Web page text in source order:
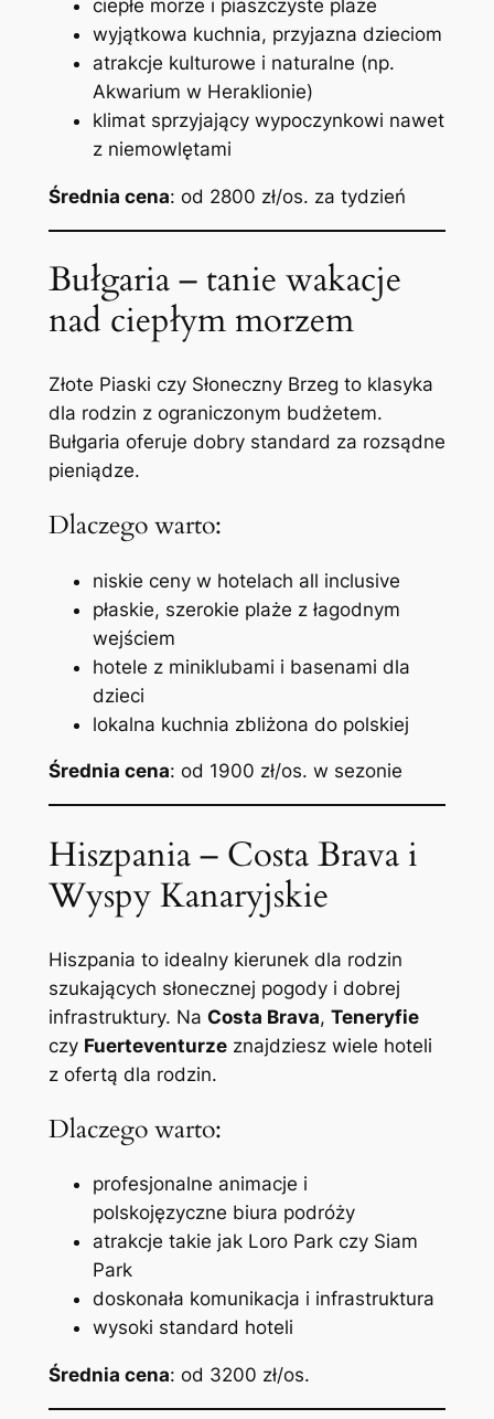
ciepłe morze i piaszczyste plaże
wyjątkowa kuchnia, przyjazna dzieciom
atrakcje kulturowe i naturalne (np.
Akwarium w Heraklionie)
klimat sprzyjający wypoczynkowi nawet
z niemowlętami
Średnia cena: od 2800 zł/os. za tydzień
Bułgaria – tanie wakacje
nad ciepłym morzem
Złote Piaski czy Słoneczny Brzeg to klasyka
dla rodzin z ograniczonym budżetem.
Bułgaria oferuje dobry standard za rozsądne
pieniądze.
Dlaczego warto:
niskie ceny w hotelach all inclusive
płaskie, szerokie plaże z łagodnym
wejściem
hotele z miniklubami i basenami dla
dzieci
lokalna kuchnia zbliżona do polskiej
Średnia cena: od 1900 zł/os. w sezonie
Hiszpania – Costa Brava i
Wyspy Kanaryjskie
Hiszpania to idealny kierunek dla rodzin
szukających słonecznej pogody i dobrej
infrastruktury. Na Costa Brava, Teneryfie
czy Fuerteventurzeznajdziesz wiele hoteli
z ofertą dla rodzin.
Dlaczego warto:
profesjonalne animacje i
polskojęzyczne biura podróży
atrakcje takie jak Loro Park czy Siam
Park
doskonała komunikacja i infrastruktura
wysoki standard hoteli
Średnia cena: od 3200 zł/os.